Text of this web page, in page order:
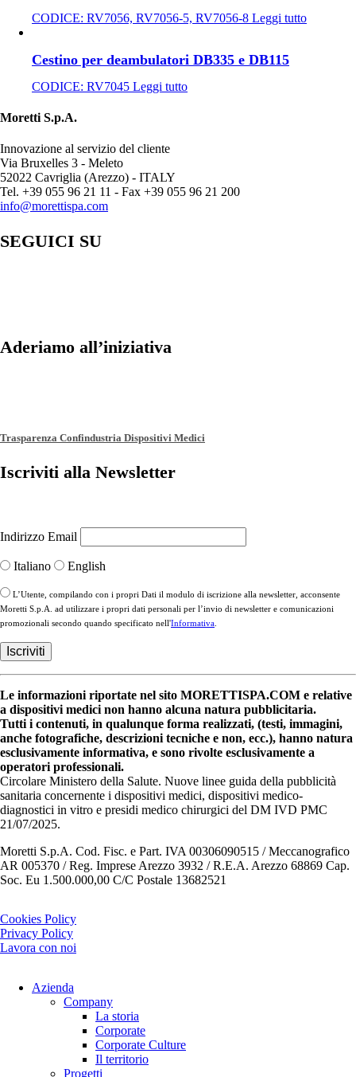
CODICE: RV7056, RV7056-5, RV7056-8 Leggi tutto
Cestino per deambulatori DB335 e DB115
CODICE: RV7045 Leggi tutto
Moretti S.p.A.
Innovazione al servizio del cliente
Via Bruxelles 3 - Meleto
52022 Cavriglia (Arezzo) - ITALY
Tel. +39 055 96 21 11 - Fax +39 055 96 21 200
info@morettispa.com
SEGUICI SU
Aderiamo all’iniziativa
Trasparenza Confindustria Dispositivi Medici
Iscriviti alla Newsletter
Indirizzo Email
Italiano English
L’Utente, compilando con i propri Dati il modulo di iscrizione alla newsletter, acconsente
Moretti S.p.A. ad utilizzare i propri dati personali per l’invio di newsletter e comunicazioni
promozionali secondo quando specificato nell'Informativa
Le informazioni riportate nel sito MORETTISPA.COM e relative
a dispositivi medici non hanno alcuna natura pubblicitaria.
Tutti i contenuti, in qualunque forma realizzati, (testi, immagini,
anche fotografiche, descrizioni tecniche e non, ecc.), hanno natura
esclusivamente informativa, e sono rivolte esclusivamente a
operatori professionali.
Circolare Ministero della Salute. Nuove linee guida della pubblicità
sanitaria concernente i dispositivi medici, dispositivi medico-
diagnostici in vitro e presidi medico chirurgici del DM IVD PMC
21/07/2025.
Moretti S.p.A. Cod. Fisc. e Part. IVA 00306090515 / Meccanografico
AR 005370 / Reg. Imprese Arezzo 3932 / R.E.A. Arezzo 68869 Cap.
Soc. Eu 1.500.000,00 C/C Postale 13682521
Cookies Policy
Privacy Policy
Lavora con noi
Azienda
Company
La storia
Corporate
Corporate Culture
Il territorio
Progetti